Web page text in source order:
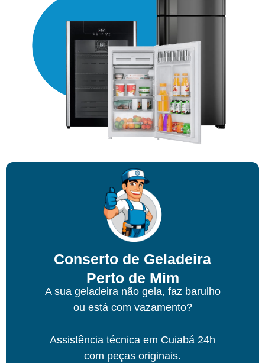
Conserto de Geladeira
Perto de Mim
A sua geladeira não gela, faz barulho
ou está com vazamento?
Assistência técnica em Cuiabá 24h
com peças originais.